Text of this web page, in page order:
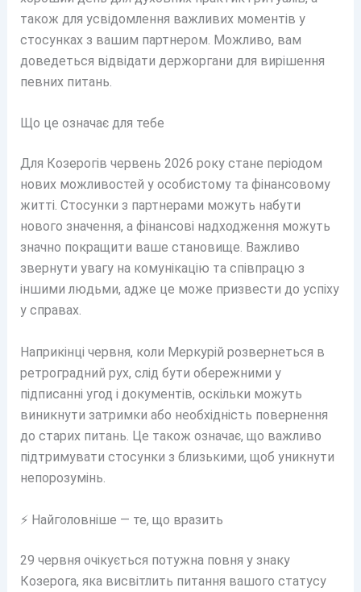
також для усвідомлення важливих моментів у
стосунках з вашим партнером. Можливо, вам
доведеться відвідати держоргани для вирішення
певних питань.
Що це означає для тебе
Для Козерогів червень 2026 року стане періодом
нових можливостей у особистому та фінансовому
житті. Стосунки з партнерами можуть набути
нового значення, а фінансові надходження можуть
значно покращити ваше становище. Важливо
звернути увагу на комунікацію та співпрацю з
іншими людьми, адже це може призвести до успіху
у справах.
Наприкінці червня, коли Меркурій розвернеться в
ретроградний рух, слід бути обережними у
підписанні угод і документів, оскільки можуть
виникнути затримки або необхідність повернення
до старих питань. Це також означає, що важливо
підтримувати стосунки з близькими, щоб уникнути
непорозумінь.
⚡ Найголовніше — те, що вразить
29 червня очікується потужна повня у знаку
Козерога, яка висвітлить питання вашого статусу